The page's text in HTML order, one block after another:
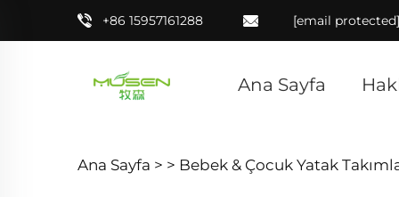
+86 15957161288 [email protected]
Ana Sayfa
Ana Sayfa > > Bebek & Çocuk Yatak